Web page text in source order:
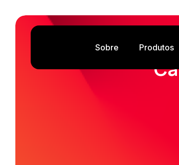
Sobre Produtos